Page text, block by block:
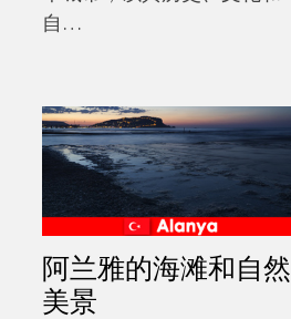
自…
阿兰雅的海滩和自然
美景